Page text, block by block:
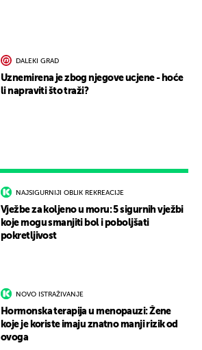
NAJSIGURNIJI OBLIK REKREACIJE
Vježbe za koljeno u moru: 5 sigurnih vježbi
koje mogu smanjiti bol i poboljšati
pokretljivost
NOVO ISTRAŽIVANJE
Hormonska terapija u menopauzi: Žene
koje je koriste imaju znatno manji rizik od
ovoga
DALEKI GRAD
Uznemirena je zbog njegove ucjene - hoće
li napraviti što traži?